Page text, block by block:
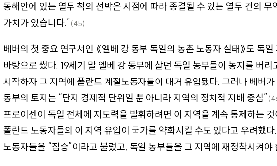
동해안에 있는 열두 척의 선박은 시점에 따라 종결될 수 있는 열두 건의 무
가치가 있습니다.” (45)
베버의 첫 중요 연구서인 《엘베 강 동부 독일의 농촌 노동자 실태》도 독
바탕으로 썼다. 19세기 말 엘베 강 동부에 살던 독일 농부들이 농지를 버리
시작하자 그 지역에 폴란드 계절노동자들이 대거 유입됐다. 그러나 베버
동부의 토지는 “단지 경제적 단위일 뿐 아니라 지역의 정치적 지배 중심”
프로이센이 독일 전체에 지도력을 발휘하려면 이 지역을 계속 통제하는
폴란드 노동자들의 이 지역 유입이 국가를 약화시킬 수도 있다고 우려했다
노동자들을 “짐승”이라고 불렀고, 독일 농부들을 그 지역에 재정착시켜야